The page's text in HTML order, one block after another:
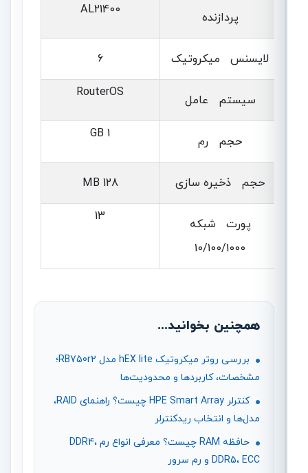
پردازنده
AL21400
لایسنس میکروتیک 6
سیستم عامل
RouterOS
حجم رم
1 GB
حجم ذخیره سازی 128 MB
پورت شبکه
10/100/1000
13
همچنین بخوانید...
بررسی روتر میکروتیک hEX lite مدل RB750r2؛
مشخصات، کاربردها و محدودیت‌ها
کنترلر HPE Smart Array چیست؟ راهنمای RAID،
مدل‌ها و انتخاب ریدکنترلر
حافظه RAM چیست؟ معرفی انواع رم DDR4،
DDR5، ECC و رم سرور